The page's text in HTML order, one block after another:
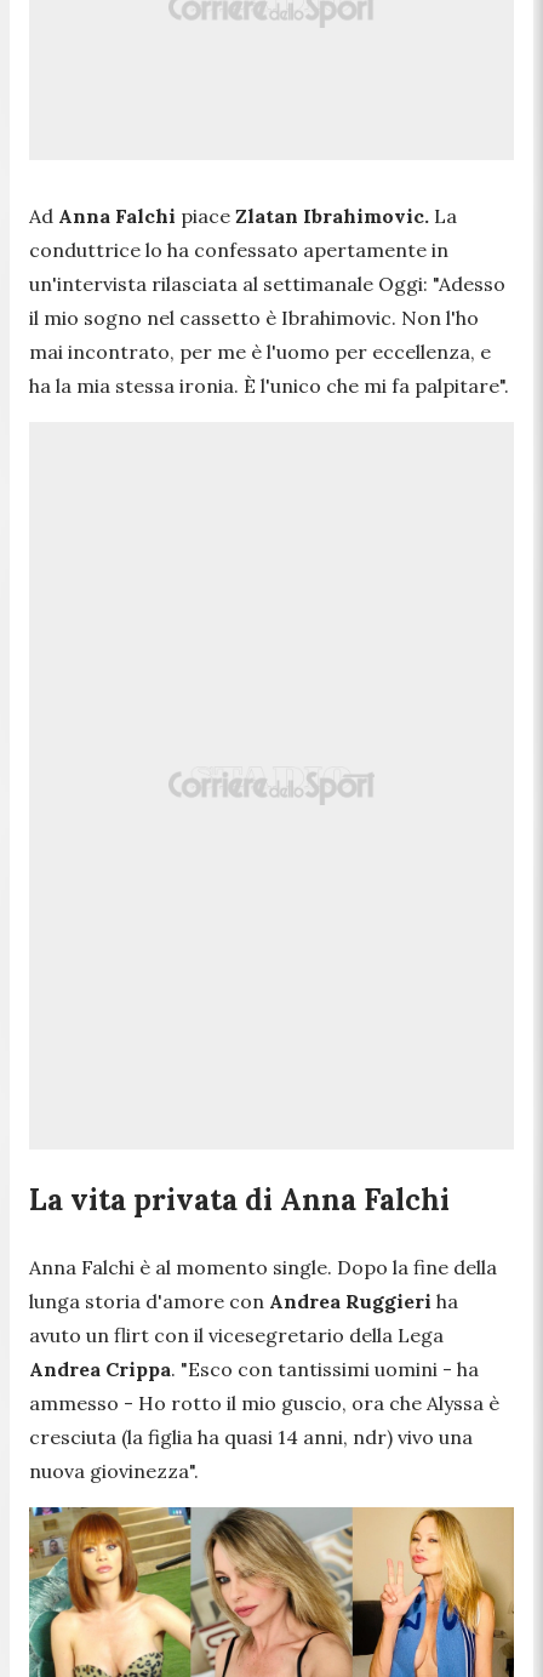
Ad Anna Falchi piace Zlatan Ibrahimovic. La
conduttrice lo ha confessato apertamente in
un'intervista rilasciata al settimanale Oggi: "Adesso
il mio sogno nel cassetto è Ibrahimovic. Non l'ho
mai incontrato, per me è l'uomo per eccellenza, e
ha la mia stessa ironia. È l'unico che mi fa palpitare".
La vita privata di Anna Falchi
Anna Falchi è al momento single. Dopo la fine della
lunga storia d'amore con Andrea Ruggieri ha
avuto un flirt con il vicesegretario della Lega
Andrea Crippa. "Esco con tantissimi uomini - ha
ammesso - Ho rotto il mio guscio, ora che Alyssa è
cresciuta (la figlia ha quasi 14 anni, ndr) vivo una
nuova giovinezza".